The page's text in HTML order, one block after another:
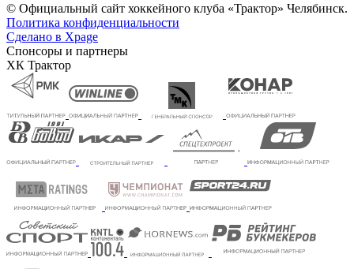
© Официальный сайт хоккейного клуба «Трактор» Челябинск.
Политика конфиденциальности
Сделано в Xpage
Спонсоры и партнеры
ХК Трактор